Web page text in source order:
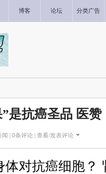
博客 论坛 分类广告
是抗癌圣品 医
| 0条评论 | 查看/发表评论
体对抗癌细胞？